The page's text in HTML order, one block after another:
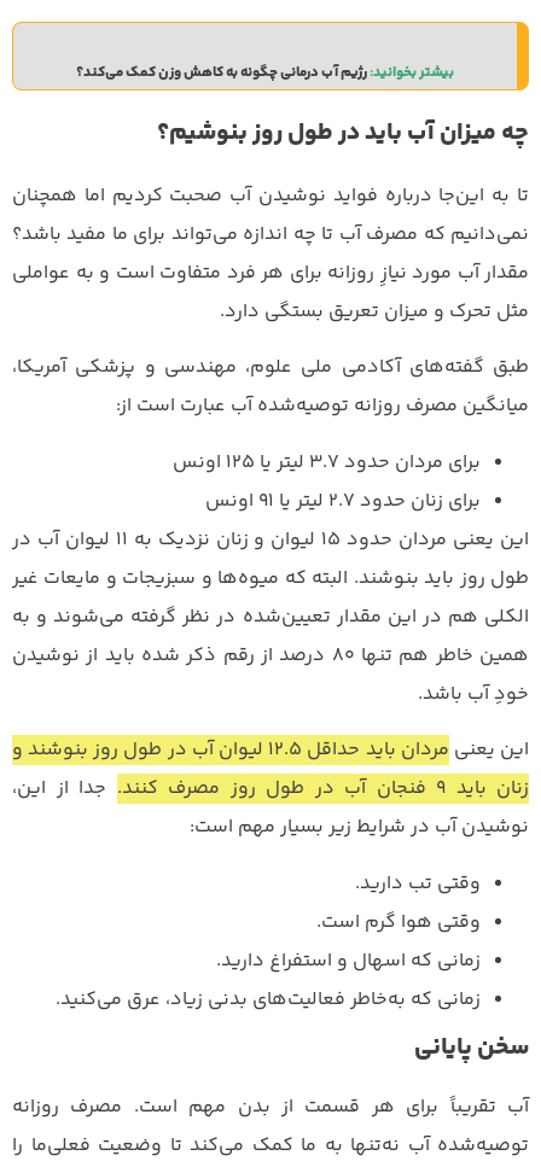
بیشتر بخوانید: رژیم آب درمانی چگونه به کاهش وزن کمک می‌کند؟
چه میزان آب باید در طول روز بنوشیم؟
تا به این‌جا درباره فواید نوشیدن آب صحبت کردیم اما همچنان
نمی‌دانیم که مصرف آب تا چه اندازه می‌تواند برای ما مفید باشد؟
مقدار آب مورد نیازِ روزانه برای هر فرد متفاوت است و به عواملی
مثل تحرک و میزان تعریق بستگی دارد.
طبق گفته‌های آکادمی ملی علوم‌، مهندسی و پزشکی آمریکا،
میانگین مصرف روزانه توصیه‌شده آب عبارت است از:
برای مردان حدود ۳.۷ لیتر یا ۱۲۵ اونس
برای زنان حدود ۲.۷ لیتر یا ۹۱ اونس
این یعنی مردان حدود ۱۵ لیوان و زنان نزدیک به ۱۱ لیوان آب در
طول روز باید بنوشند. البته که میوه‌ها و سبزیجات و مایعات غیر
الکلی هم در این مقدار تعیین‌شده در نظر گرفته می‌شوند و به
همین خاطر هم تنها ۸۰ درصد از رقم ذکر شده باید از نوشیدن
خودِ آب باشد.
این یعنی
مردان باید حداقل ۱۲.۵ لیوان آب در طول روز بنوشند و
زنان باید ۹ فنجان آب در طول روز مصرف کنند.
جدا از این،
نوشیدن آب در شرایط زیر بسیار مهم است:
وقتی تب دارید.
وقتی هوا گرم است.
زمانی که اسهال و استفراغ دارید.
زمانی که به‌خاطر فعالیت‌های بدنی زیاد، عرق می‌کنید.
سخن پایانی
آب تقریباً برای هر قسمت از بدن مهم است. مصرف روزانه
توصیه‌شده آب نه‌تنها به ما کمک می‌کند تا وضعیت فعلی‌ما را